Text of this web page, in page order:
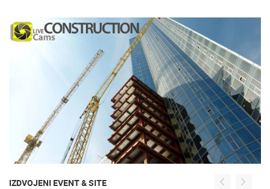
IZDVOJENI EVENT & SITE